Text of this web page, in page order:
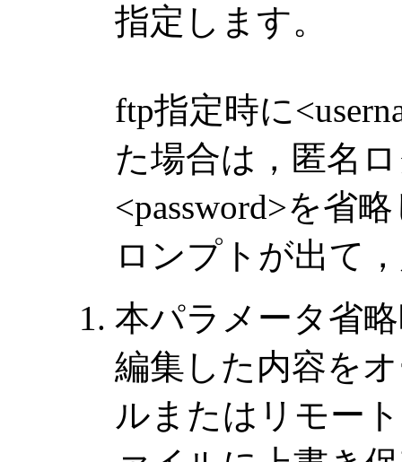
指定します。
ftp指定時に
た場合は，匿名
<password>を省
ロンプトが出て
本パラメータ省
編集した内容を
ルまたはリモー